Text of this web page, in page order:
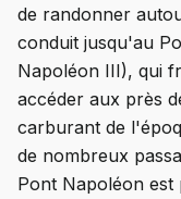
de randonner
conduit jusqu'au
Napoléon III), qui
accéder aux près
carburant de
de nombreux
Pont Napoléon